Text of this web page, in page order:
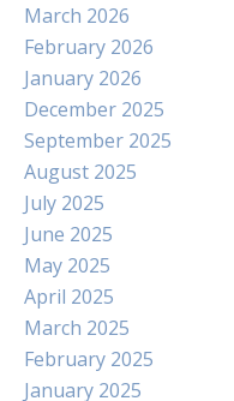
March 2026
February 2026
January 2026
December 2025
September 2025
August 2025
July 2025
June 2025
May 2025
April 2025
March 2025
February 2025
January 2025